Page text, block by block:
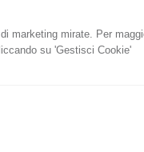
marketing mirate. Per
su 'Gestisci Cookie'